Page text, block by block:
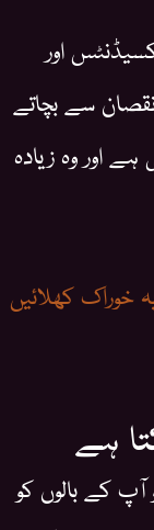
اور
نقصان سے بچاتے
اور وہ زیادہ
خوراک کھلائیں
ہے
آپ کے بالوں کو